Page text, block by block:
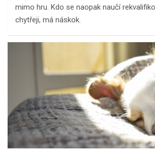
mimo hru. Kdo se naopak naučí
chytřeji, má náskok.